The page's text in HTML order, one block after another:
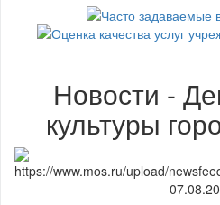
Новости -
культуры